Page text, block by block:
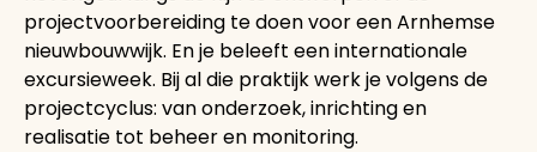
projectvoorbereiding te doen voor een Arnhemse
nieuwbouwwijk. En je beleeft een internationale
excursieweek. Bij al die praktijk werk je volgens de
projectcyclus: van onderzoek, inrichting en
realisatie tot beheer en monitoring.